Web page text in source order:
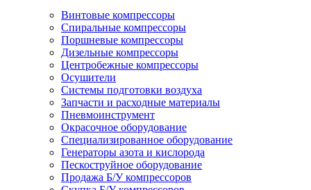
Винтовые компрессоры
Спиральные компрессоры
Поршневые компрессоры
Дизельные компрессоры
Центробежные компрессоры
Осушители
Системы подготовки воздуха
Запчасти и расходные материалы
Пневмоинструмент
Окрасочное оборудование
Специализированное оборудование
Генераторы азота и кислорода
Пескоструйное оборудование
Продажа Б/У компрессоров